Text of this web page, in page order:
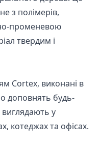
з полімерів,
променевою
твердим і
Cortex, виконані в
доповнять будь-
у
котеджах та офісах.